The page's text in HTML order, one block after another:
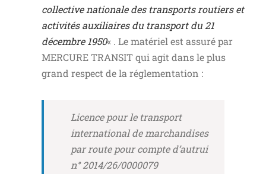
collective nationale des transports routiers et
activités auxiliaires du transport du 21
décembre 1950« . Le matériel est assuré par
MERCURE TRANSIT qui agit dans le plus
grand respect de la réglementation :
Licence pour le transport
international de marchandises
par route pour compte d’autrui
n° 2014/26/0000079